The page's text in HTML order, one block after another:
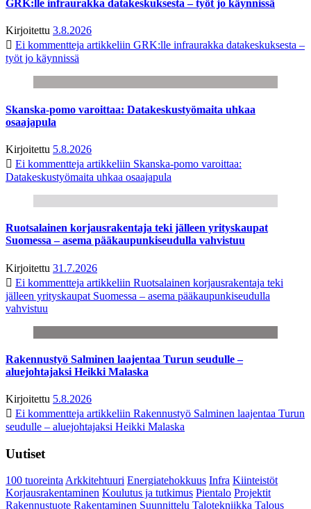
GRK:lle infraurakka datakeskuksesta – työt jo käynnissä
Kirjoitettu 3.8.2026
Ei kommentteja artikkeliin GRK:lle infraurakka datakeskuksesta –
työt jo käynnissä
Skanska-pomo varoittaa: Datakeskustyömaita uhkaa
osaajapula
Kirjoitettu 5.8.2026
Ei kommentteja artikkeliin Skanska-pomo varoittaa:
Datakeskustyömaita uhkaa osaajapula
Ruotsalainen korjausrakentaja teki jälleen yrityskaupat
Suomessa – asema pääkaupunkiseudulla vahvistuu
Kirjoitettu 31.7.2026
Ei kommentteja artikkeliin Ruotsalainen korjausrakentaja teki
jälleen yrityskaupat Suomessa – asema pääkaupunkiseudulla
vahvistuu
Rakennustyö Salminen laajentaa Turun seudulle –
aluejohtajaksi Heikki Malaska
Kirjoitettu 5.8.2026
Ei kommentteja artikkeliin Rakennustyö Salminen laajentaa Turun
seudulle – aluejohtajaksi Heikki Malaska
Uutiset
100 tuoreintaArkkitehtuuri Energiatehokkuus Infra Kiinteistöt
Korjausrakentaminen Koulutus ja tutkimus Pientalo Projektit
Rakennustuote Rakentaminen Suunnittelu Talotekniikka Talous